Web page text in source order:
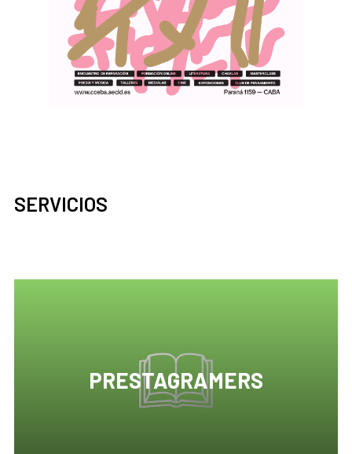
SERVICIOS
PRESTAGRAMERS